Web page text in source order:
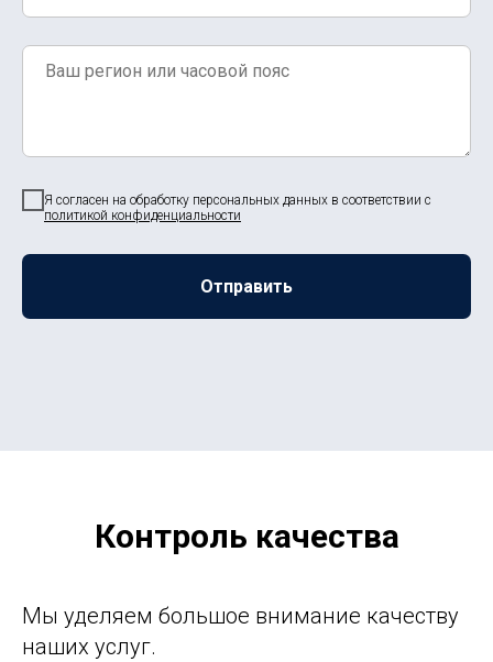
Я согласен на обработку персональных данных в соответствии с
политикой конфиденциальности
Отправить
Контроль качества
Мы уделяем большое внимание качеству
наших услуг.